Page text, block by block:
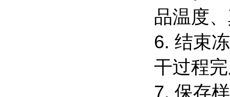
品温度
6. 结束
干过程
7. 保存